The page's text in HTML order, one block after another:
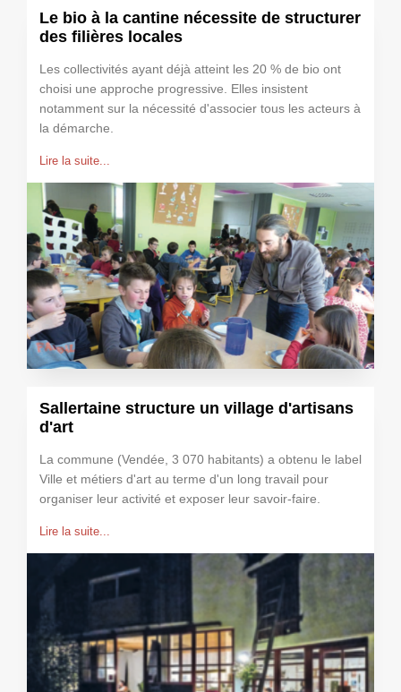
Le bio à la cantine nécessite de structurer
des filières locales
Les collectivités ayant déjà atteint les 20 % de bio ont
choisi une approche progressive. Elles insistent
notamment sur la nécessité d'associer tous les acteurs à
la démarche.
Lire la suite...
Sallertaine structure un village d'artisans
d'art
La commune (Vendée, 3 070 habitants) a obtenu le label
Ville et métiers d'art au terme d'un long travail pour
organiser leur activité et exposer leur savoir-faire.
Lire la suite...